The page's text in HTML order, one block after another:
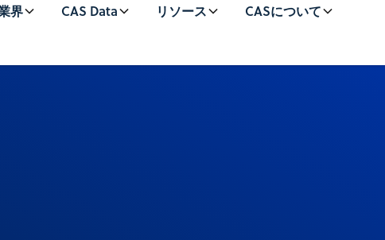
界 CAS Data リソース CASについて